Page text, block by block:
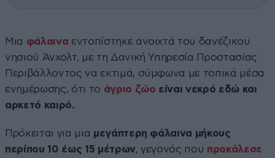
Μια φάλαινα εντοπίστηκε ανοιχτά του δανέζικου
νησιού Άνχολτ, με τη Δανική Υπηρεσία Προστασίας
Περιβάλλοντος να εκτιμά, σύμφωνα με τοπικά μέσα
ενημέρωσης, ότι το άγριο ζώο είναι νεκρό εδώ και
αρκετό καιρό.
Πρόκειται για μια μεγάπτερη φάλαινα μήκους
περίπου 10 έως 15 μέτρων, γεγονός που προκάλεσε